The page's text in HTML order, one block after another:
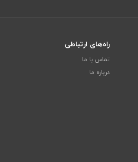
راه‌های ارتباطی
تماس با ما
درباره ما